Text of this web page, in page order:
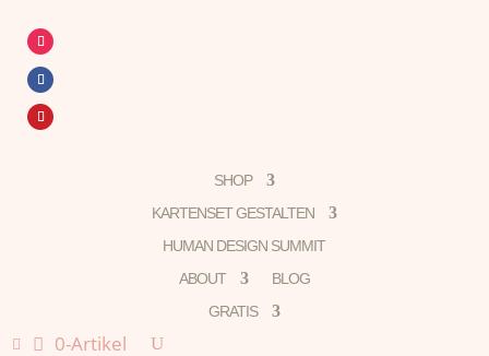
SHOP
KARTENSET GESTALTEN
HUMAN DESIGN SUMMIT
ABOUT
BLOG
GRATIS

0-Artikel